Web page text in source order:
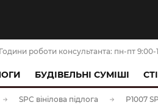
Години роботи консультанта: пн-пт 9:00-
БУДІВЕЛЬНІ СУМІШІ
SPC вінілова підлога P1007